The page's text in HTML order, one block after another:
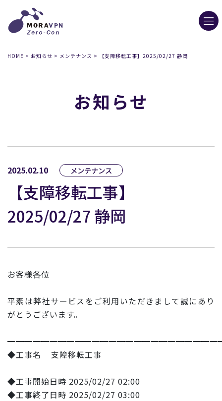
HOME > お知らせ > メンテナンス > 【支障移転工事】2025/02/27 静岡
お知らせ
2025.02.10 メンテナンス
【支障移転工事】
2025/02/27 静岡
お客様各位
平素は弊社サービスをご利用いただきまして誠にあり
がとうございます。
◆工事名 支障移転工事
◆工事開始日時 2025/02/27 02:00
◆工事終了日時 2025/02/27 03:00